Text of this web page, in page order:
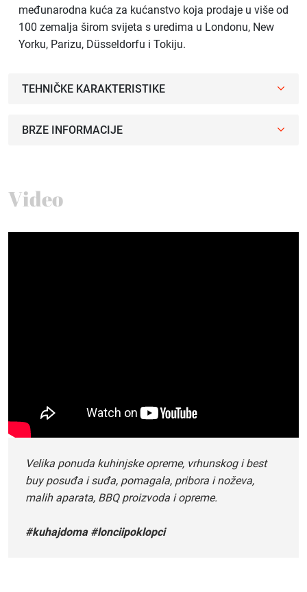
međunarodna kuća za kućanstvo koja prodaje u više od
100 zemalja širom svijeta s uredima u Londonu, New
Yorku, Parizu, Düsseldorfu i Tokiju.
TEHNIČKE KARAKTERISTIKE
BRZE INFORMACIJE
Video
Velika ponuda kuhinjske opreme, vrhunskog i best
buy posuđa i suđa, pomagala, pribora i noževa,
malih aparata, BBQ proizvoda i opreme.
#kuhajdoma #lonciipoklopci